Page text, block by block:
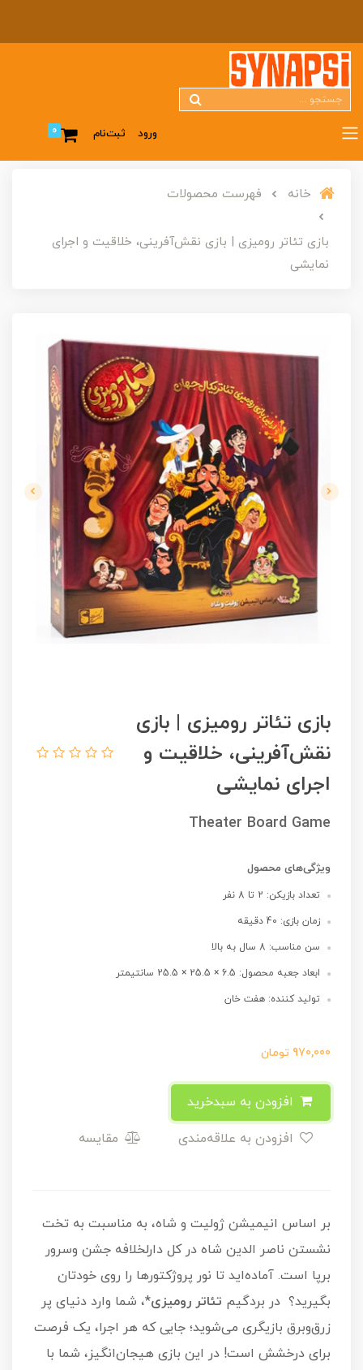
ورود ثبت‌نام 0
خانه فهرست محصولات
بازی تئاتر رومیزی | بازی نقش‌آفرینی، خلاقیت و اجرای
نمایشی
بازی تئاتر رومیزی | بازی
نقش‌آفرینی، خلاقیت و
اجرای نمایشی
Theater Board Game
ویژگی‌های محصول
تعداد بازیکن: 2 تا 8 نفر
زمان بازی: 40 دقیقه
سن مناسب: 8 سال به بالا
ابعاد جعبه محصول: 6.5 × 25.5 × 25.5 سانتیمتر
تولید کننده: هفت خان
970,000 تومان
مقایسه
بر اساس انیمیشن ژولیت و شاه، به مناسبت به تخت
نشستن ناصر الدین شاه در کل دارلخلافه جشن وسرور
برپا است. آماده‌اید تا نور پروژکتورها را روی خودتان
بگیرید؟ در بردگیم تئاتر رومیزی*، شما وارد دنیای پر
زرق‌وبرق بازیگری می‌شوید؛ جایی که هر اجرا، یک فرصت
برای درخشش است! در این بازی هیجان‌انگیز، شما با